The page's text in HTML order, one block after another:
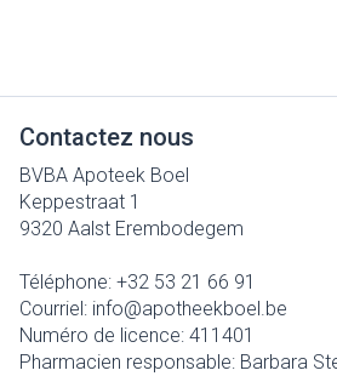
Contactez nous
BVBA Apoteek Boel
Keppestraat 1
9320 Aalst Erembodegem
Téléphone: +32 53 21 66 91
Courriel: info@apotheekboel.be
Numéro de licence: 411401
Pharmacien responsable: Barbara